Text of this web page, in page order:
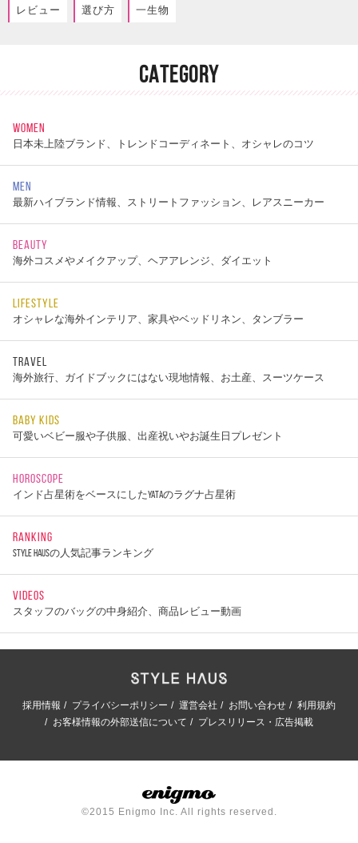
レビュー 選び方 一生物
CATEGORY
WOMEN
日本未上陸ブランド、トレンドコーディネート、オシャレのコツ
MEN
最新ハイブランド情報、ストリートファッション、レアスニーカー
BEAUTY
海外コスメやメイクアップ、ヘアアレンジ、ダイエット
LIFESTYLE
オシャレな海外インテリア、家具やベッドリネン、タンブラー
TRAVEL
海外旅行、ガイドブックにはない現地情報、お土産、スーツケース
BABY KIDS
可愛いベビー服や子供服、出産祝いやお誕生日プレゼント
HOROSCOPE
インド占星術をベースにしたYATAのラグナ占星術
RANKING
STYLE HAUSの人気記事ランキング
VIDEOS
スタッフのバッグの中身紹介、商品レビュー動画
採用情報 プライバシーポリシー 運営会社 お問い合わせ
利用規約
お客様情報の外部送信について
プレスリリース・広告掲載
©2015 Enigmo Inc. All rights reserved.